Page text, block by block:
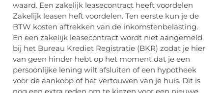
waard. Een zakelijk leasecontract heeft voordelen
Zakelijk leasen heft voordelen. Ten eerste kun je de
BTW kosten aftrekken van de inkomstenbelasting.
En een zakelijk leasecontract wordt niet aangemeld
bij het Bureau Krediet Registratie (BKR) zodat je hier
van geen hinder hebt op het moment dat je een
persoonlijke lening wilt afsluiten of een hypotheek
voor de aankoop of het vertouwen van je huis. Dit is